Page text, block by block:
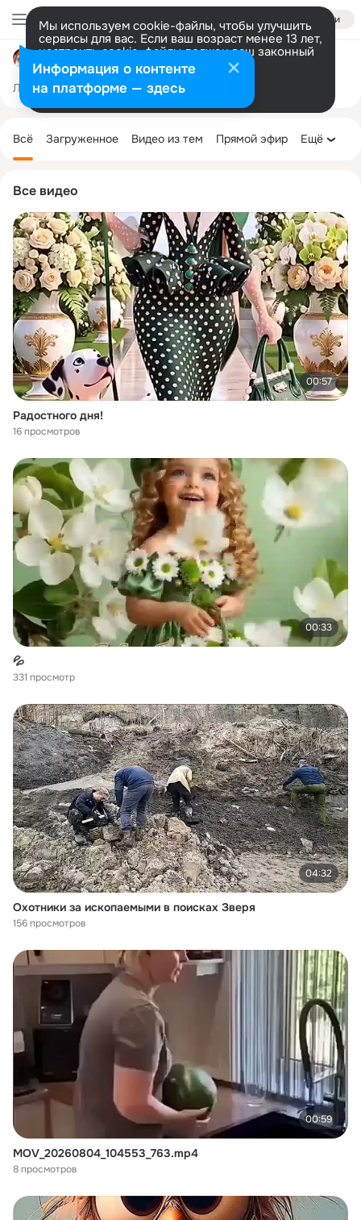
Войти
Мы используем cookie-файлы, чтобы улучшить
сервисы для вас. Если ваш возраст менее 13 лет,
настроить cookie-файлы должен ваш законный
представитель. Больше информации
Разрешить все Настроить
Лента Участники 92K Темы 152K
Все видео
00:57
Радостного дня!
16 просмотров
00:33
💦
331 просмотр
04:32
Охотники за ископаемыми в поисках Зверя
156 просмотров
00:59
MOV_20260804_104553_763.mp4
8 просмотров
колонка
Всё Загруженное Видео из тем Прямой эфир Ещё
Информация о контенте
на платформе — здесь